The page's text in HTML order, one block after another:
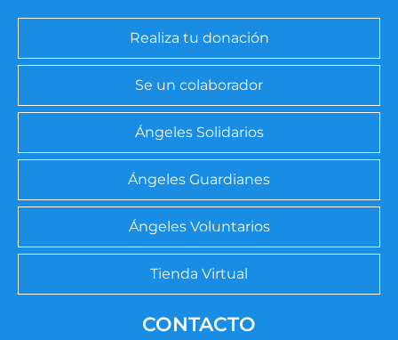
Realiza tu donación
Se un colaborador
Ángeles Solidarios
Ángeles Guardianes
Ángeles Voluntarios
Tienda Virtual
CONTACTO